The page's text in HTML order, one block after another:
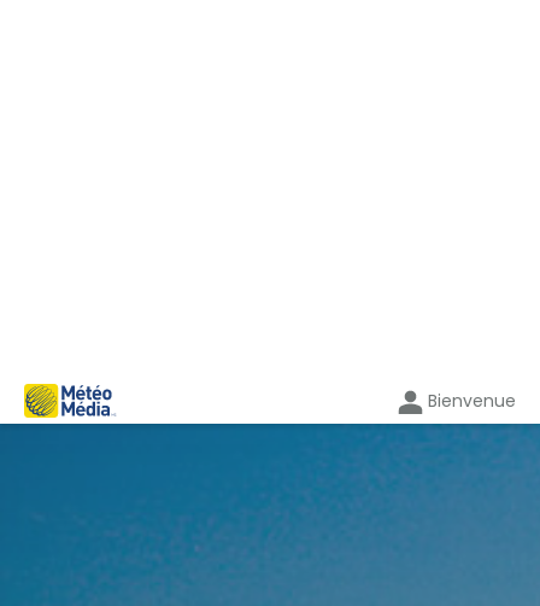
Bienvenue